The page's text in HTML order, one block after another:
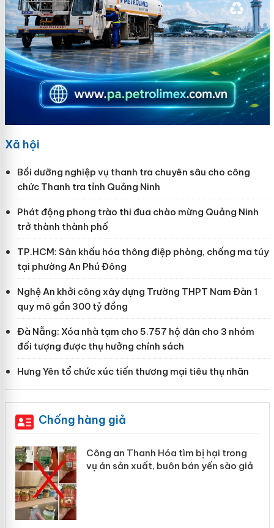
Xã hội
Bồi dưỡng nghiệp vụ thanh tra chuyên sâu cho công
chức Thanh tra tỉnh Quảng Ninh
Phát động phong trào thi đua chào mừng Quảng Ninh
trở thành thành phố
TP.HCM: Sân khấu hóa thông điệp phòng, chống ma túy
tại phường An Phú Đông
Nghệ An khởi công xây dựng Trường THPT Nam Đàn 1
quy mô gần 300 tỷ đồng
Đà Nẵng: Xóa nhà tạm cho 5.757 hộ dân cho 3 nhóm
đối tượng được thụ hưởng chính sách
Hưng Yên tổ chức xúc tiến thương mại tiêu thụ nhãn
Chống hàng giả
Công an Thanh Hóa tìm bị hại trong
vụ án sản xuất, buôn bán yến sào giả